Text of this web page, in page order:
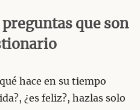
que son
hace en su tiempo
¿es feliz?, hazlas solo